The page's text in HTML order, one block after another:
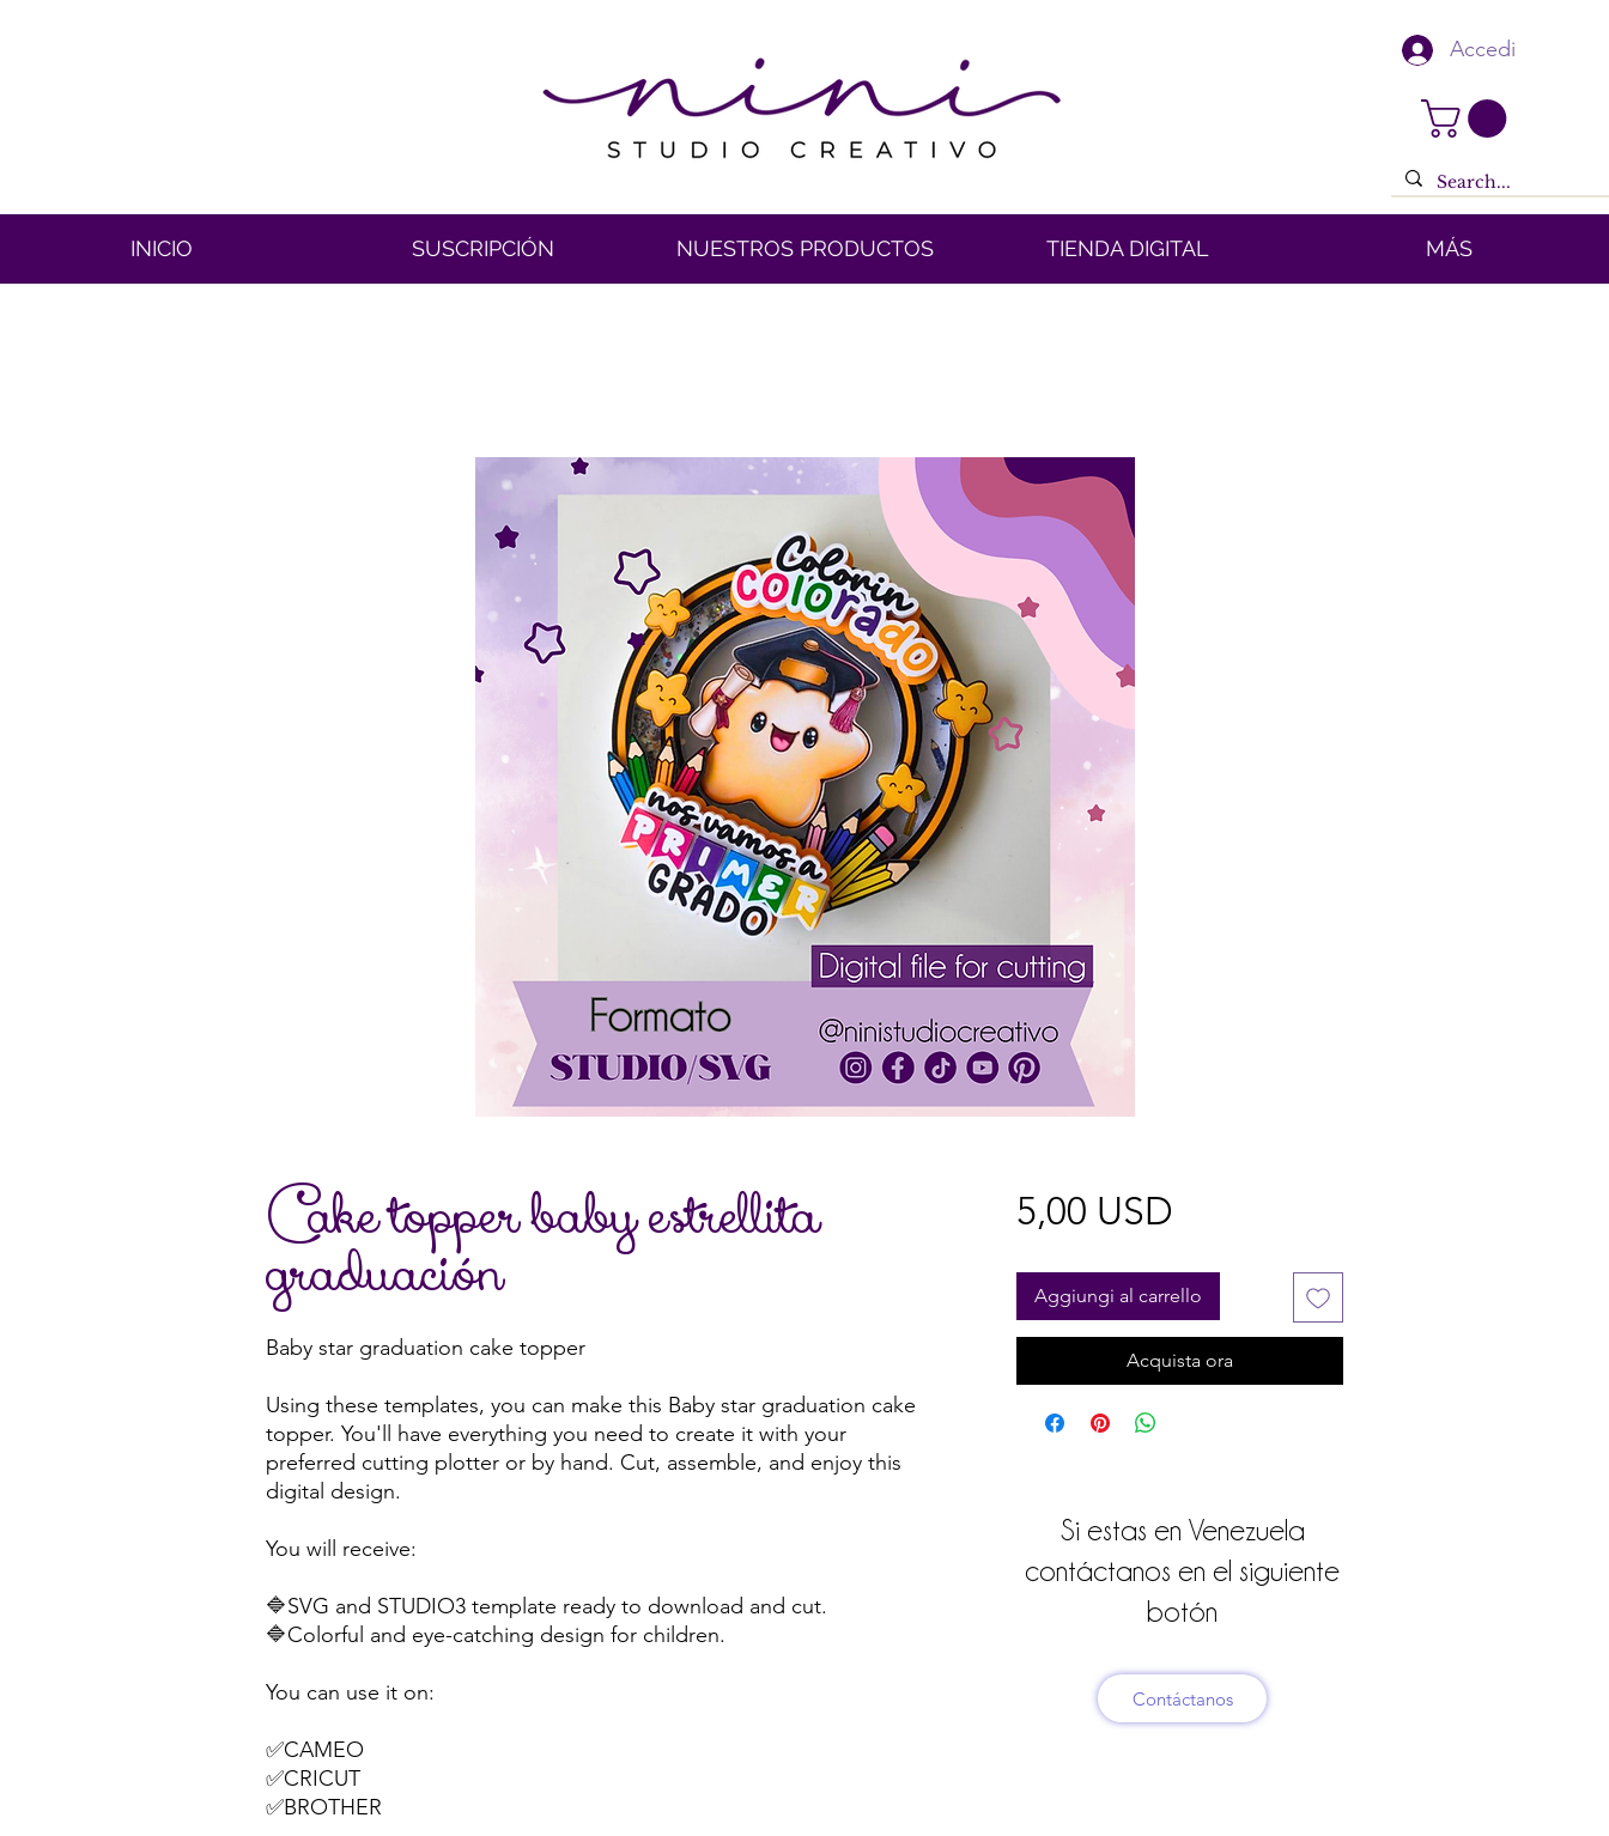
Accedi
INICIO SUSCRIPCIÓN NUESTROS PRODUCTOS TIENDA DIGITAL MÁS
Cake topper baby estrellita
graduación
Baby star graduation cake topper
Using these templates, you can make this Baby star graduation cake
topper. You'll have everything you need to create it with your
preferred cutting plotter or by hand. Cut, assemble, and enjoy this
digital design.
You will receive:
🔷SVG and STUDIO3 template ready to download and cut.
🔷Colorful and eye-catching design for children.
You can use it on:
✅CAMEO
✅CRICUT
✅BROTHER
5,00 USD
Aggiungi al carrello
Acquista ora
Si estas en Venezuela
contáctanos en el siguiente
botón
Contáctanos